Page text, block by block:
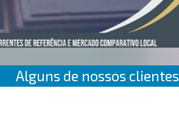
Alguns de nossos clientes